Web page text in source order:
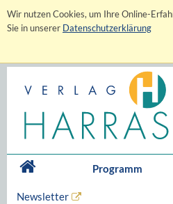
Wir nutzen Cookies, um Ihre Online-
Sie in unserer Datenschutzerklärung
Programm
Newsletter